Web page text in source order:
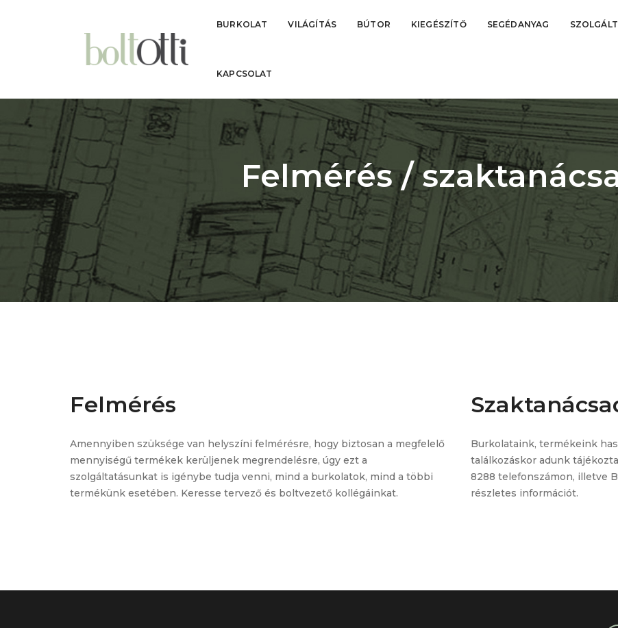
BURKOLAT VILÁGÍTÁS BÚTOR KIEGÉSZÍTŐ SEGÉDANYAG
KAPCSOLAT
Felmérés /
Felmérés
Amennyiben szüksége van helyszíni felmérésre, hogy biztosan a megfelelő
mennyiségű termékek kerüljenek megrendelésre, úgy ezt a
szolgáltatásunkat is igénybe tudja venni, mind a burkolatok, mind a többi
termékünk esetében. Keresse tervező és boltvezető kollégáinkat.
Burkolataink, termékeink
találkozáskor adunk
8288 telefonszámon, illetve
részletes információt.